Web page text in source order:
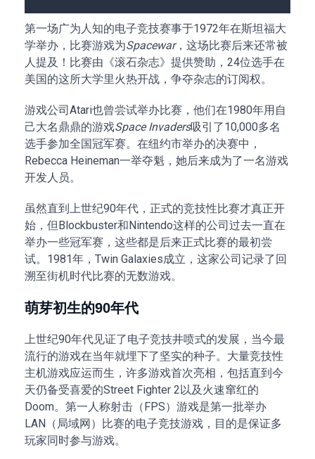
第一场广为人知的电子竞技赛事于1972年在斯坦福大
学举办，比赛游戏为Spacewar，这场比赛后来还常被
人提及！比赛由《滚石杂志》提供赞助，24位选手在
美国的这所大学里火热开战，争夺杂志的订阅权。
游戏公司Atari也曾尝试举办比赛，他们在1980年用自
己大名鼎鼎的游戏Space Invaders吸引了10,000多名
选手参加全国冠军赛。在纽约市举办的决赛中，
Rebecca Heineman一举夺魁，她后来成为了一名游戏
开发人员。
虽然直到上世纪90年代，正式的竞技性比赛才真正开
始，但Blockbuster和Nintendo这样的公司过去一直在
举办一些冠军赛，这些都是后来正式比赛的最初尝
试。1981年，Twin Galaxies成立，这家公司记录了回
溯至街机时代比赛的无数游戏。
萌芽初生的90年代
上世纪90年代见证了电子竞技井喷式的发展，当今最
流行的游戏在当年就埋下了坚实的种子。大量竞技性
主机游戏应运而生，许多游戏首次亮相，包括直到今
天仍备受喜爱的Street Fighter 2以及火速窜红的
Doom。第一人称射击（FPS）游戏是第一批举办
LAN（局域网）比赛的电子竞技游戏，目的是保证多
玩家同时参与游戏。